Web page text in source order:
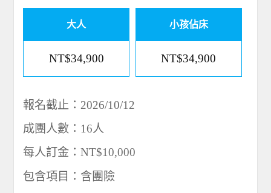
大人
NT$34,900
小孩佔床
NT$34,900
報名截止：2026/10/12
成團人數：16人
每人訂金：NT$10,000
包含項目：含團險